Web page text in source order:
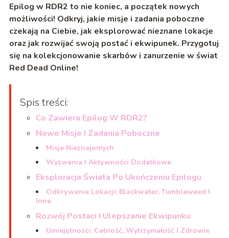
Epilog w RDR2 to nie koniec, a początek nowych
możliwości! Odkryj, jakie misje i zadania poboczne
czekają na Ciebie, jak eksplorować nieznane lokacje
oraz jak rozwijać swoją postać i ekwipunek. Przygotuj
się na kolekcjonowanie skarbów i zanurzenie w świat
Red Dead Online!
Spis treści:
Co Zawiera Epilog W RDR2?
Nowe Misje I Zadania Poboczne
Misje Nieznajomych
Wyzwania I Aktywności Dodatkowe
Eksploracja Świata Po Ukończeniu Epilogu
Odkrywanie Lokacji: Blackwater, Tumbleweed I
Inne
Rozwój Postaci I Ulepszanie Ekwipunku
Umiejętności: Celność, Wytrzymałość I Zdrowie